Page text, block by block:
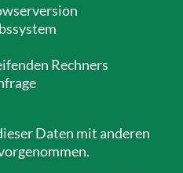
Rechners
Daten mit anderen